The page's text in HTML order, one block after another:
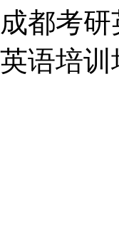
都考
语培